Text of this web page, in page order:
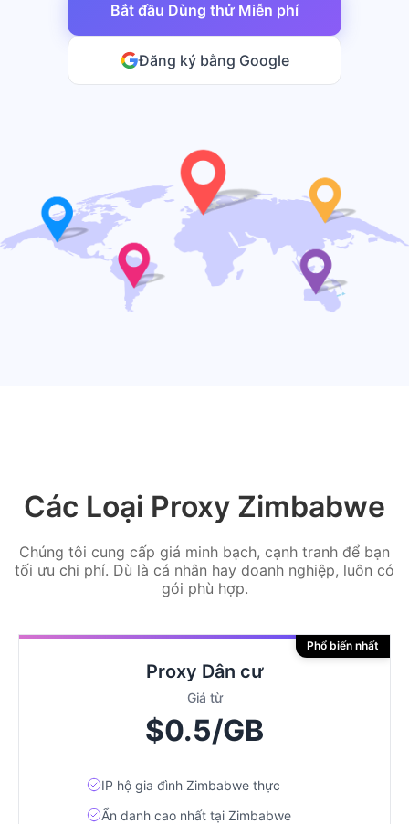
Bắt đầu Dùng thử Miễn phí
Đăng ký bằng Google
Các Loại Proxy Zimbabwe
Chúng tôi cung cấp giá minh bạch, cạnh tranh để bạn
tối ưu chi phí. Dù là cá nhân hay doanh nghiệp, luôn có
gói phù hợp.
Proxy Dân cư
Giá từ
$0.5/GB
IP hộ gia đình Zimbabwe thực
Ẩn danh cao nhất tại Zimbabwe
Phổ biến nhất